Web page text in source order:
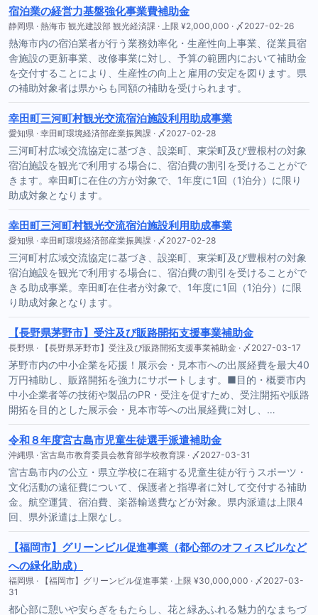
宿泊業の経営力基盤強化事業費補助金
静岡県 · 熱海市 観光建設部 観光経済課 · 上限 ¥2,000,000 · 〆2027-02-26
熱海市内の宿泊業者が行う業務効率化・生産性向上事業、従業員宿
舎施設の更新事業、改修事業に対し、予算の範囲内において補助金
を交付することにより、生産性の向上と雇用の安定を図ります。県
の補助対象者は県からも同額の補助を受けられます。
幸田町三河町村観光交流宿泊施設利用助成事業
愛知県 · 幸田町環境経済部産業振興課 · 〆2027-02-28
三河町村広域交流協定に基づき、設楽町、東栄町及び豊根村の対象
宿泊施設を観光で利用する場合に、宿泊費の割引を受けることがで
きます。幸田町に在住の方が対象で、1年度に1回（1泊分）に限り
助成対象となります。
幸田町三河町村観光交流宿泊施設利用助成事業
愛知県 · 幸田町環境経済部産業振興課 · 〆2027-02-28
三河町村広域交流協定に基づき、設楽町、東栄町及び豊根村の対象
宿泊施設を観光で利用する場合に、宿泊費の割引を受けることがで
きる助成事業。幸田町在住者が対象で、1年度に1回（1泊分）に限
り助成対象となります。
【長野県茅野市】受注及び販路開拓支援事業補助金
長野県 · 【長野県茅野市】受注及び販路開拓支援事業補助金 · 〆2027-03-17
茅野市内の中小企業を応援！展示会・見本市への出展経費を最大40
万円補助し、販路開拓を強力にサポートします。■目的・概要市内
中小企業者等の技術や製品のPR・受注を促すため、受注開拓や販路
開拓を目的とした展示会・見本市等への出展経費に対し、…
令和８年度宮古島市児童生徒選手派遣補助金
沖縄県 · 宮古島市教育委員会教育部学校教育課 · 〆2027-03-31
宮古島市内の公立・県立学校に在籍する児童生徒が行うスポーツ・
文化活動の遠征費について、保護者と指導者に対して交付する補助
金。航空運賃、宿泊費、楽器輸送費などが対象。県内派遣は上限4
回、県外派遣は上限なし。
【福岡市】グリーンビル促進事業（都心部のオフィスビルなど
への緑化助成）
福岡県 · 【福岡市】グリーンビル促進事業 · 上限 ¥30,000,000 · 〆2027-03-
31
都心部に憩いや安らぎをもたらし、花と緑あふれる魅力的なまちづ